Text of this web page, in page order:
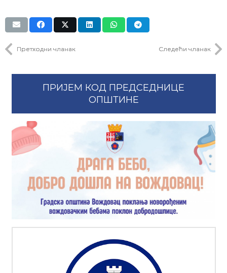
Претходни чланак Следећи чланак
ПРИЈЕМ КОД ПРЕДСЕДНИЦЕ
ОПШТИНЕ